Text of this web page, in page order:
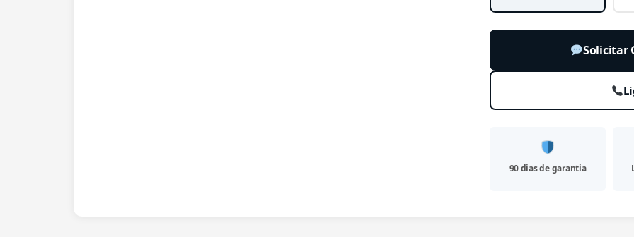
Solicitar
90 dias de garantia